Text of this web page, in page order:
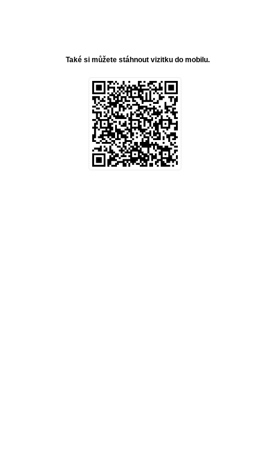
Také si můžete stáhnout vizitku do mobilu.